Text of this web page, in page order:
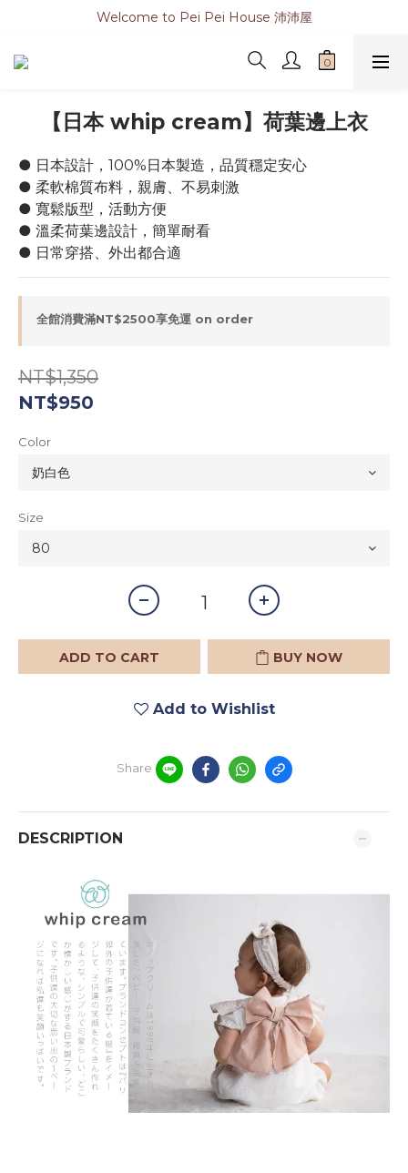
Welcome to Pei Pei House 沛沛屋
【日本 whip cream】荷葉邊上衣
● 日本設計，100%日本製造，品質穩定安心
● 柔軟棉質布料，親膚、不易刺激
● 寬鬆版型，活動方便
● 溫柔荷葉邊設計，簡單耐看
● 日常穿搭、外出都合適
全館消費滿NT$2500享免運 on order
NT$1,350
NT$950
Color
Size
ADD TO CART BUY NOW
Add to Wishlist
Share
DESCRIPTION